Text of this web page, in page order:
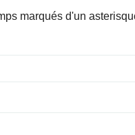
marqués d'un